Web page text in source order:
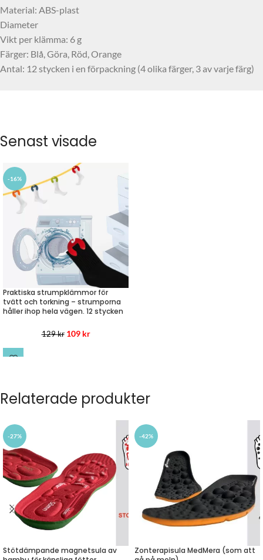
Material: ABS-plast
Diameter
Vikt per klämma: 6 g
Färger: Blå, Göra, Röd, Orange
Antal: 12 stycken i en förpackning (4 olika färger, 3 av varje färg)
Senast visade
-16%
Praktiska strumpklämmor för
tvätt och torkning – strumporna
håller ihop hela vägen. 12 stycken
129kr 109 kr
Relaterade produkter
-27%
Stötdämpande magnetsula av
-42%
Zonterapisula MedMera (som att